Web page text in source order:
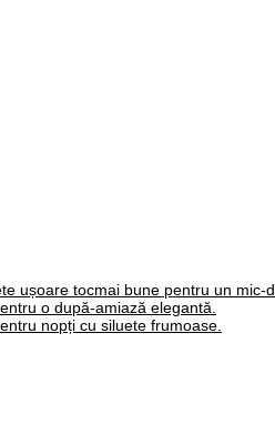
ușoare tocmai bune pentru un mic-
o după-amiază elegantă.
nopți cu siluete frumoase.